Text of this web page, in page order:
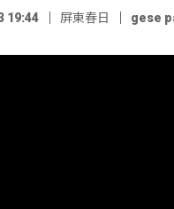
19:44 屏東春日 gese